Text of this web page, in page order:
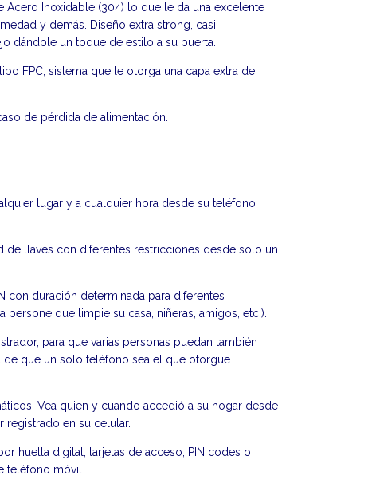
Acero Inoxidable (304) lo que le da una excelente
y demás. Diseño extra strong, casi
dándole un toque de estilo a su puerta.
FPC, sistema que le otorga una capa extra de
de pérdida de alimentación.
lugar y a cualquier hora desde su teléfono
de llaves con diferentes restricciones desde solo un
con duración determinada para diferentes
persone que limpie su casa, niñeras, amigos, etc.).
para que varias personas puedan también
de que un solo teléfono sea el que otorgue
Vea quien y cuando accedió a su hogar desde
registrado en su celular.
huella digital, tarjetas de acceso, PIN codes o
teléfono móvil.